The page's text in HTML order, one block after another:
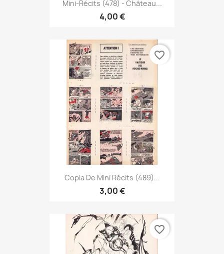
Mini-Récits (478) - Château...
4,00 €
Copia De Mini Récits (489)...
3,00 €
favorite_border
favorite_border